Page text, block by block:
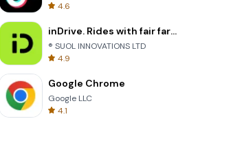
4.6
inDrive. Rides with fair fares
® SUOL INNOVATIONS LTD
4.9
Google Chrome
Google LLC
4.1